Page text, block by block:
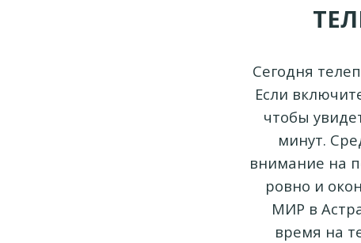
Сегодня
Если
чтобы
минут.
внимание на
ровно и
МИР в
время на